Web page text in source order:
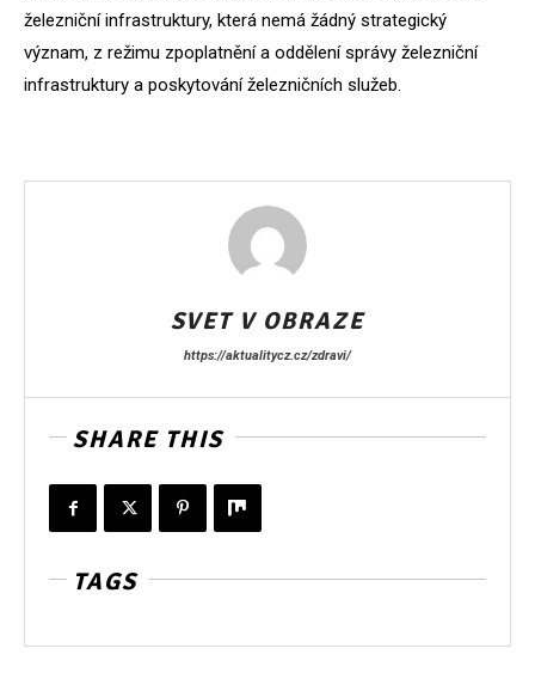
železniční infrastruktury, která nemá žádný strategický
význam, z režimu zpoplatnění a oddělení správy železniční
infrastruktury a poskytování železničních služeb.
SVET V OBRAZE
https://aktualitycz.cz/zdravi/
SHARE THIS
TAGS